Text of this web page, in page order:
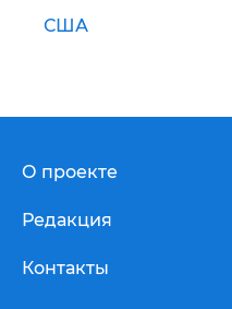
США
О проекте
Редакция
Контакты